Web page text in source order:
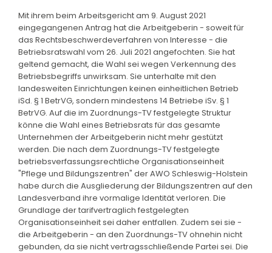
Mit ihrem beim Arbeitsgericht am 9. August 2021
eingegangenen Antrag hat die Arbeitgeberin - soweit für
das Rechtsbeschwerdeverfahren von Interesse - die
Betriebsratswahl vom 26. Juli 2021 angefochten. Sie hat
geltend gemacht, die Wahl sei wegen Verkennung des
Betriebsbegriffs unwirksam. Sie unterhalte mit den
landesweiten Einrichtungen keinen einheitlichen Betrieb
iSd. § 1 BetrVG, sondern mindestens 14 Betriebe iSv. § 1
BetrVG. Auf die im Zuordnungs-TV festgelegte Struktur
könne die Wahl eines Betriebsrats für das gesamte
Unternehmen der Arbeitgeberin nicht mehr gestützt
werden. Die nach dem Zuordnungs-TV festgelegte
betriebsverfassungsrechtliche Organisationseinheit
"Pflege und Bildungszentren" der AWO Schleswig-Holstein
habe durch die Ausgliederung der Bildungszentren auf den
Landesverband ihre vormalige Identität verloren. Die
Grundlage der tarifvertraglich festgelegten
Organisationseinheit sei daher entfallen. Zudem sei sie -
die Arbeitgeberin - an den Zuordnungs-TV ohnehin nicht
gebunden, da sie nicht vertragsschließende Partei sei. Die